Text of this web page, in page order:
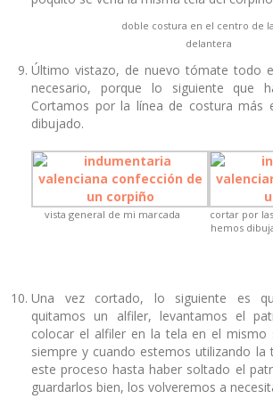
doble costura en el centro de
delantera
Último vistazo, de nuevo tómate todo
necesario, porque lo siguiente que
Cortamos por la línea de costura más
dibujado.
vista general de mi marcada
cortar por
hemos
Una vez cortado, lo siguiente es
quitamos un alfiler, levantamos el
colocar el alfiler en la tela en el mismo
siempre y cuando estemos utilizando
este proceso hasta haber soltado el
guardarlos bien, los volveremos a